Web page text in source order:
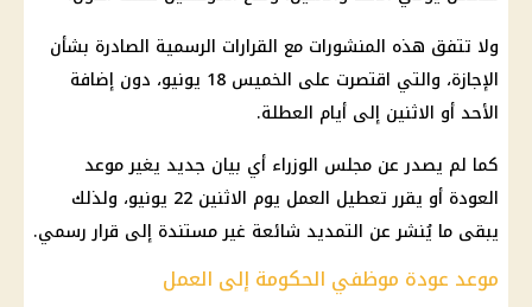
ولا تتفق هذه المنشورات مع القرارات الرسمية الصادرة بشأن
الإجازة، والتي اقتصرت على الخميس 18 يونيو، دون إضافة
الأحد أو الاثنين إلى أيام العطلة.
كما لم يصدر عن مجلس الوزراء أي بيان جديد يغير موعد
العودة أو يقرر تعطيل العمل يوم الاثنين 22 يونيو، ولذلك
يبقى ما يُنشر عن التمديد شائعة غير مستندة إلى قرار رسمي.
موعد عودة موظفي الحكومة إلى العمل